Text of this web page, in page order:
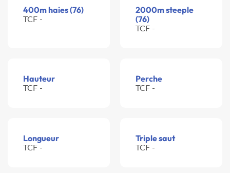
400m haies (76)
TCF -
2000m steeple
(76)
TCF -
Hauteur
TCF -
Perche
TCF -
Longueur
TCF -
Triple saut
TCF -